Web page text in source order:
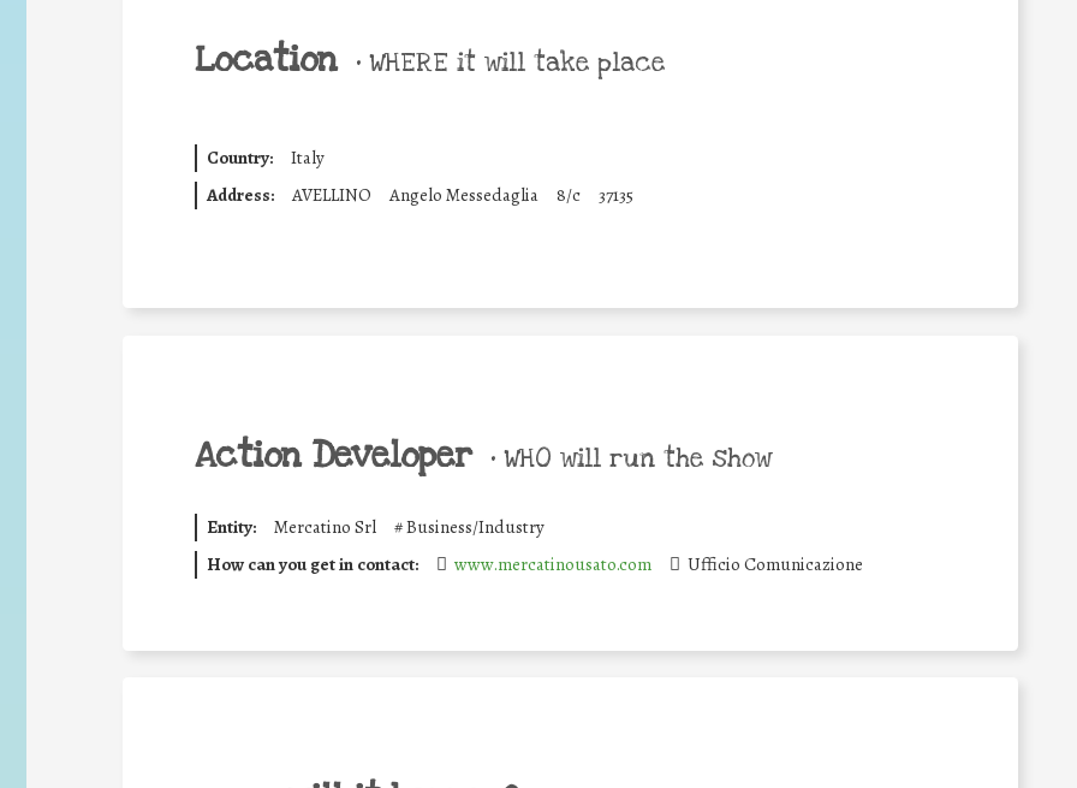
Location • WHERE it will take place
Country:
Italy
Address:
AVELLINO Angelo Messedaglia 8/c 37135
Action Developer • WHO will run the show
Entity: Mercatino Srl #Business/Industry
How can you get in contact:
www.mercatinousato.com Ufficio Comunicazione